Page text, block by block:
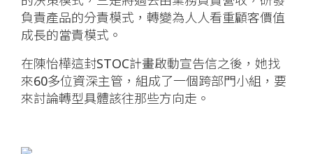
負責產品的分責模式，轉變為人人看重顧客價值
成長的當責模式。
在陳怡樺這封STOC計畫啟動宣告信之後，她找
來60多位資深主管，組成了一個跨部門小組，要
來討論轉型具體該往那些方向走。